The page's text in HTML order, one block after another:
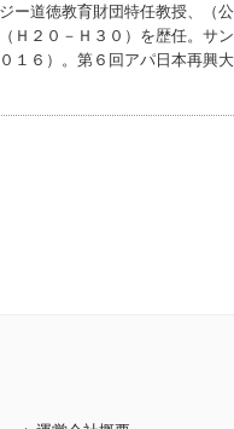
ー道徳教育財団特任教授、（
Ｈ２０－Ｈ３０）を歴任。サ
１６）。第６回アパ日本再興